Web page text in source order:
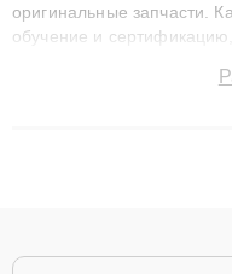
оригинальные запчасти.
обучение и
сохранением гарантии